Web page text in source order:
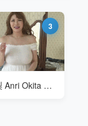
3
沖田杏梨 Anri Okita 漂亮的礼服